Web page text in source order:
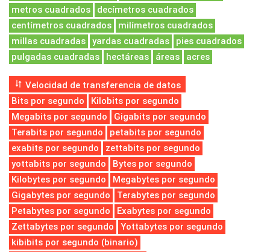
metros cuadrados
decímetros cuadrados
centímetros cuadrados
milímetros cuadrados
millas cuadradas
yardas cuadradas
pies cuadrados
pulgadas cuadradas
hectáreas áreas acres
Velocidad de transferencia de datos
Bits por segundo
Kilobits por segundo
Megabits por segundo
Gigabits por segundo
Terabits por segundo
petabits por segundo
exabits por segundo
zettabits por segundo
yottabits por segundo
Bytes por segundo
Kilobytes por segundo
Megabytes por segundo
Gigabytes por segundo
Terabytes por segundo
Petabytes por segundo
Exabytes por segundo
Zettabytes por segundo
Yottabytes por segundo
kibibits por segundo (binario)